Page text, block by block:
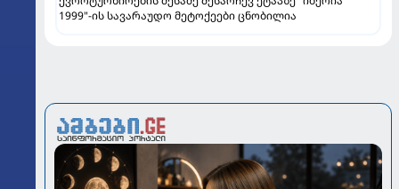
1999"-ის სავარაუდო მეტოქეები ცნობილია